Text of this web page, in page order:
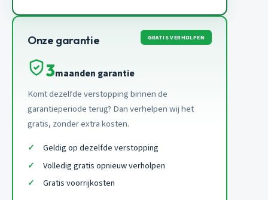
Onze garantie GRATIS VERHOLPEN
3maanden garantie
Komt dezelfde verstopping binnen de
garantieperiode terug? Dan verhelpen wij het
gratis, zonder extra kosten.
Geldig op dezelfde verstopping
Volledig gratis opnieuw verholpen
Gratis voorrijkosten